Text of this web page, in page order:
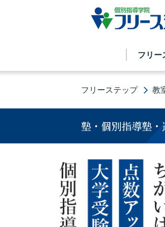
フリー
フリーステップ 教
塾・個別指導塾